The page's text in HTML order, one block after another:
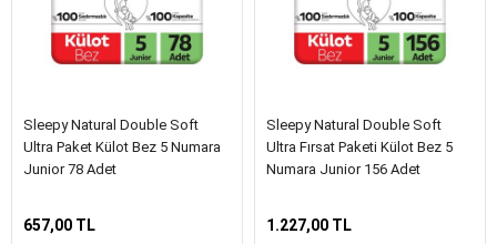
Sleepy Natural Double Soft
Ultra Paket Külot Bez 5 Numara
Junior 78 Adet
657,00 TL
Sleepy Natural Double Soft
Ultra Fırsat Paketi Külot Bez 5
Numara Junior 156 Adet
1.227,00 TL